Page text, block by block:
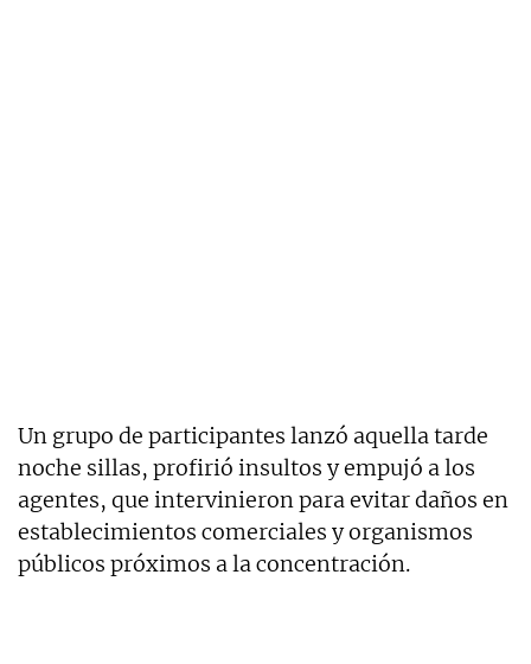
Un grupo de participantes lanzó aquella tarde
noche sillas, profirió insultos y empujó a los
agentes, que intervinieron para evitar daños en
establecimientos comerciales y organismos
públicos próximos a la concentración.